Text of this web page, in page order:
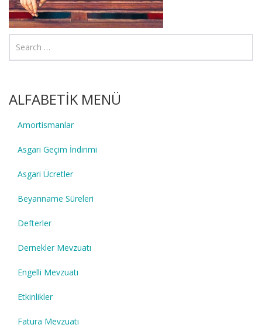
ALFABETİK MENÜ
Amortismanlar
Asgari Geçim İndirimi
Asgari Ücretler
Beyanname Süreleri
Defterler
Dernekler Mevzuatı
Engelli Mevzuatı
Etkinlikler
Fatura Mevzuatı